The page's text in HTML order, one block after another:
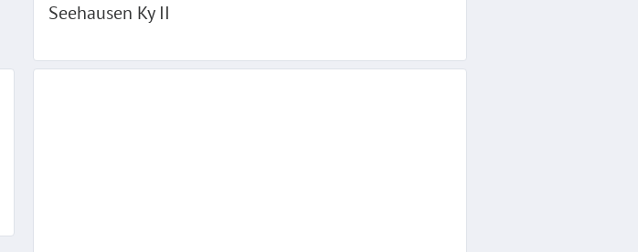
Seehausen Ky II